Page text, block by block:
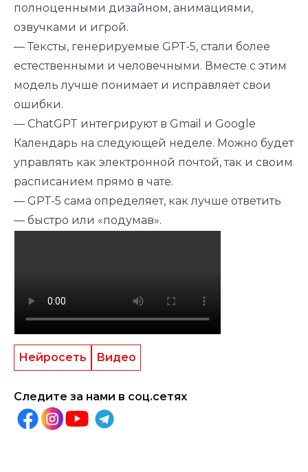
полноценными дизайном, анимациями,
озвучками и игрой.
— Тексты, генерируемые GPT-5, стали более
естественными и человечными. Вместе с этим
модель лучше понимает и исправляет свои
ошибки.
— ChatGPT интегрируют в Gmail и Google
Календарь на следующей неделе. Можно будет
управлять как электронной почтой, так и своим
расписанием прямо в чате.
— GPT-5 сама определяет, как лучше ответить
— быстро или «подумав».
Нейросеть Видео
Следите за нами в соц.сетях